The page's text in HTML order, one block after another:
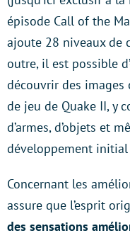
épisode Call of the
ajoute 28 niveaux de
outre, il est possible
découvrir des images
de jeu de Quake II, y
d’armes, d’objets et
développement
Concernant les
assure que l’esprit
des sensations